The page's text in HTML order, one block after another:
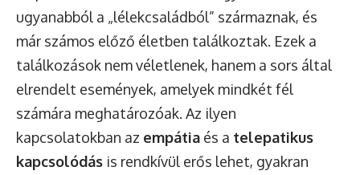
ugyanabból a „lélekcsaládból” származnak, és
már számos előző életben találkoztak. Ezek a
találkozások nem véletlenek, hanem a sors által
elrendelt események, amelyek mindkét fél
számára meghatározóak. Az ilyen
kapcsolatokban az empátia és a telepatikus
kapcsolódás is rendkívül erős lehet, gyakran